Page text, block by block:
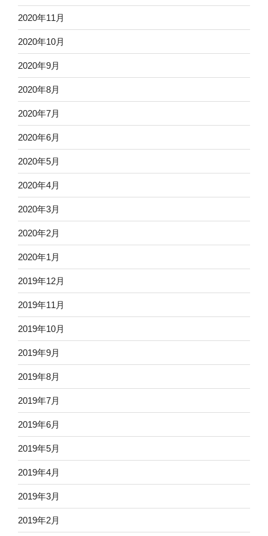
2020年11月
2020年10月
2020年9月
2020年8月
2020年7月
2020年6月
2020年5月
2020年4月
2020年3月
2020年2月
2020年1月
2019年12月
2019年11月
2019年10月
2019年9月
2019年8月
2019年7月
2019年6月
2019年5月
2019年4月
2019年3月
2019年2月